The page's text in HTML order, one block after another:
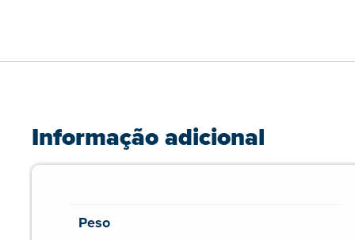
Informação adicional
Peso